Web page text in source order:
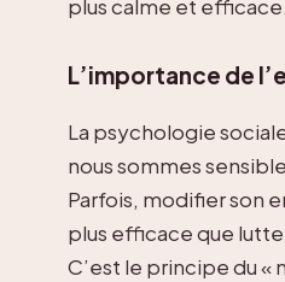
plus calme et efficace.
L’importance de
La psychologie
nous sommes
Parfois, modifier son
plus efficace que
C’est le principe du «